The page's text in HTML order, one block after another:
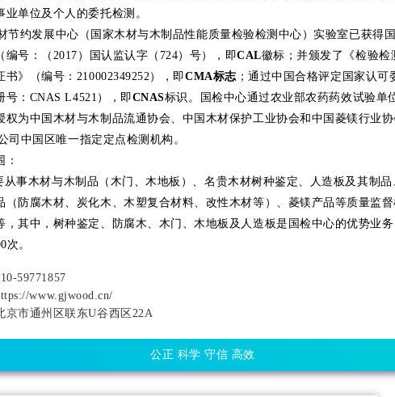
业单位及个人的委托检测。
发展中心（国家木材与木制品性能质量检验检测中心）实验室已获得
编号：（2017）国认监认字（724）号），即CAL徽标；并颁发了《检验检
书》（编号：210002349252），即CMA标志；通过中国合格评定国家认可
号：CNAS L4521），即CNAS标识。国检中心通过农业部农药药效试验单
权为中国木材与木制品流通协会、中国木材保护工业协会和中国菱镁行业协
司中国区唯一指定定点检测机构。
：
木材与木制品（木门、木地板）、名贵木材树种鉴定、人造板及其制品
（防腐木材、炭化木、木塑复合材料、改性木材等）、菱镁产品等质量监
，其中，树种鉴定、防腐木、木门、木地板及人造板是国检中心的优势业务
次。
59771857
www.gjwood.cn/
京市通州区联东U谷西区22A
公正 科学 守信 高效